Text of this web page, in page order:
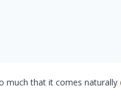
much that it comes naturally